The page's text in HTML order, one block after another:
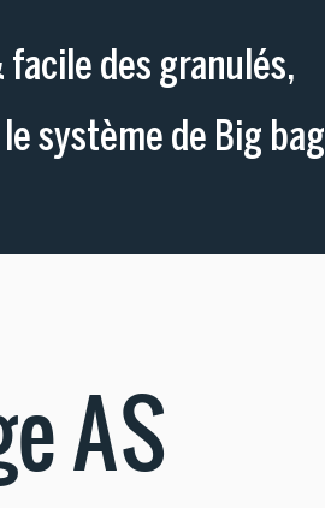
des granulés,
système de Big bag
AS